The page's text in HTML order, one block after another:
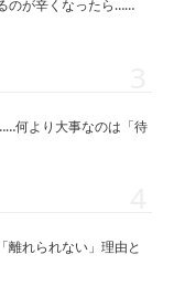
のが辛くなったら……
何より大事なのは「待
離れられない」理由と